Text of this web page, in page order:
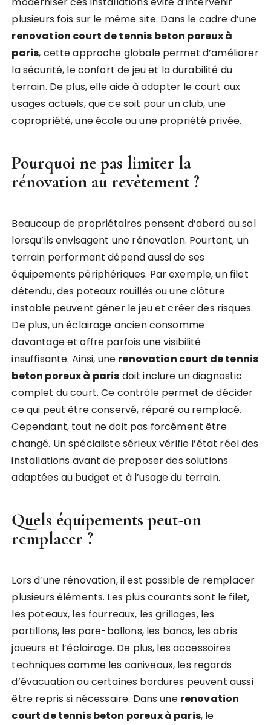
plusieurs fois sur le même site. Dans le cadre d’une
renovation court de tennis beton poreux à
paris, cette approche globale permet d’améliorer
la sécurité, le confort de jeu et la durabilité du
terrain. De plus, elle aide à adapter le court aux
usages actuels, que ce soit pour un club, une
copropriété, une école ou une propriété privée.
Pourquoi ne pas limiter la
rénovation au revêtement ?
Beaucoup de propriétaires pensent d’abord au sol
lorsqu’ils envisagent une rénovation. Pourtant, un
terrain performant dépend aussi de ses
équipements périphériques. Par exemple, un filet
détendu, des poteaux rouillés ou une clôture
instable peuvent gêner le jeu et créer des risques.
De plus, un éclairage ancien consomme
davantage et offre parfois une visibilité
insuffisante. Ainsi, une renovation court de tennis
beton poreux à paris doit inclure un diagnostic
complet du court. Ce contrôle permet de décider
ce qui peut être conservé, réparé ou remplacé.
Cependant, tout ne doit pas forcément être
changé. Un spécialiste sérieux vérifie l’état réel des
installations avant de proposer des solutions
adaptées au budget et à l’usage du terrain.
Quels équipements peut-on
remplacer ?
Lors d’une rénovation, il est possible de remplacer
plusieurs éléments. Les plus courants sont le filet,
les poteaux, les fourreaux, les grillages, les
portillons, les pare-ballons, les bancs, les abris
joueurs et l’éclairage. De plus, les accessoires
techniques comme les caniveaux, les regards
d’évacuation ou certaines bordures peuvent aussi
être repris si nécessaire. Dans une renovation
court de tennis beton poreux à paris, le